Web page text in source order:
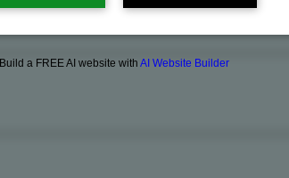
Build a FREE AI website with AI Website Builder